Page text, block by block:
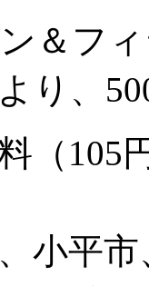
ン＆
、
料（
平市